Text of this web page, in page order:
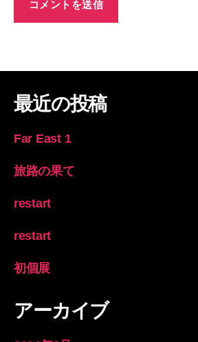
最近の投稿
Far East 1
旅路の果て
restart
restart
初個展
アーカイブ